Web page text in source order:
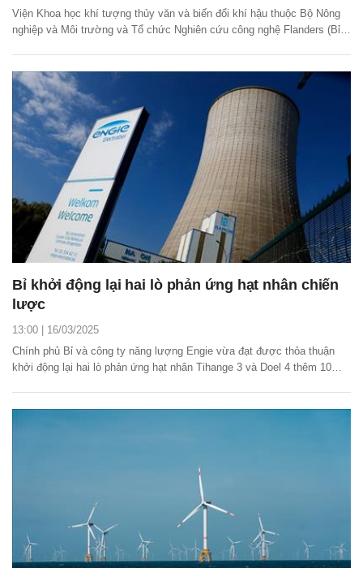
Viện Khoa học khí tượng thủy văn và biến đổi khí hậu thuộc Bộ Nông
nghiệp và Môi trường và Tổ chức Nghiên cứu công nghệ Flanders (Bỉ)
năng lượng bền vững và quản lý...
Bỉ khởi động lại hai lò phản ứng hạt nhân chiến
lược
13:00 | 16/03/2025
Chính phủ Bỉ và công ty năng lượng Engie vừa đạt được thỏa thuận
khởi động lại hai lò phản ứng hạt nhân Tihange 3 và Doel 4 thêm 10